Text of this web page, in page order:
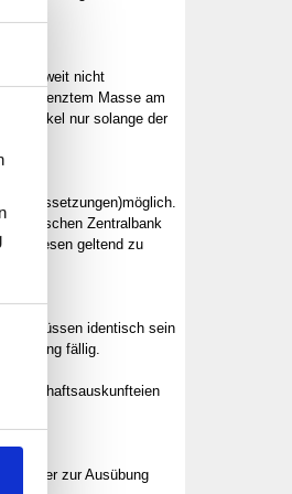
soweit nicht
Masse am
Artikel nur solange der
Voraussetzungen)möglich.
Zentralbank
diesen geltend zu
müssen identisch sein
fällig.
Wirtschaftsauskunfteien
ist er zur Ausübung